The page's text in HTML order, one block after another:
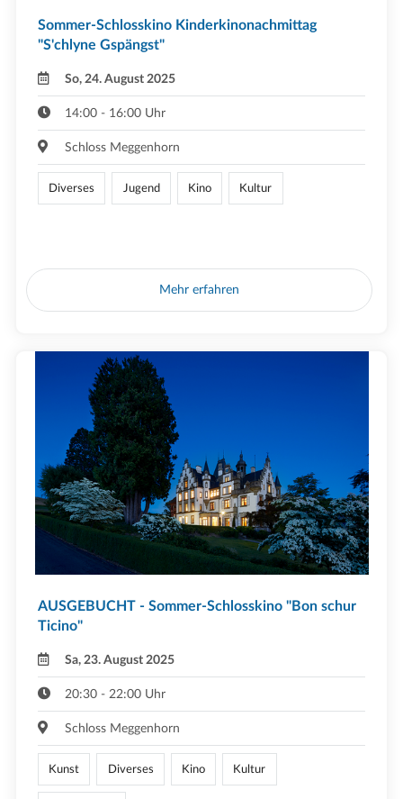
Sommer-Schlosskino Kinderkinonachmittag
"S'chlyne Gspängst"
So, 24. August 2025
14:00 - 16:00 Uhr
Schloss Meggenhorn
Diverses Jugend Kino Kultur
Mehr erfahren
AUSGEBUCHT - Sommer-Schlosskino "Bon schur
Ticino"
Sa, 23. August 2025
20:30 - 22:00 Uhr
Schloss Meggenhorn
Kunst Diverses Kino Kultur